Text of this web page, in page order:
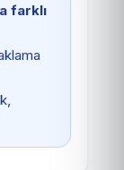
farklı